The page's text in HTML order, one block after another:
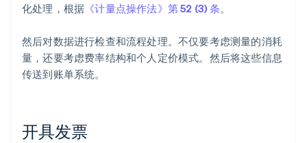
化处理，根据 《计量点操作法》第 52 (3) 条。
然后对数据进行检查和流程处理。不仅要考虑测量的消耗
量，还要考虑费率结构和个人定价模式。然后将这些信息
传送到账单系统。
开具发票